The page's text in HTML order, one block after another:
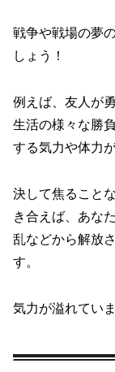
戦争や戦場の夢
しょう！
例えば、友人が
生活の様々な勝
する気力や体力
決して焦ること
き合えば、あな
乱などから解放
す。
気力が溢れてい